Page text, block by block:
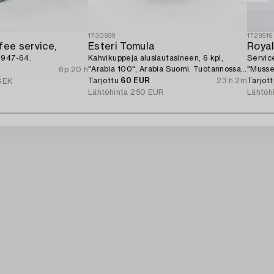
service,
64.
6p 20 h
1730939
Esteri Tomula
Kahvikuppeja aluslautasineen, 6 kpl,
"Arabia 100", Arabia Suomi. Tuotannossa
vuonna 1973.
Tarjottu 60 EUR
23 h 2m
Lähtöhinta 250 EUR
1729516